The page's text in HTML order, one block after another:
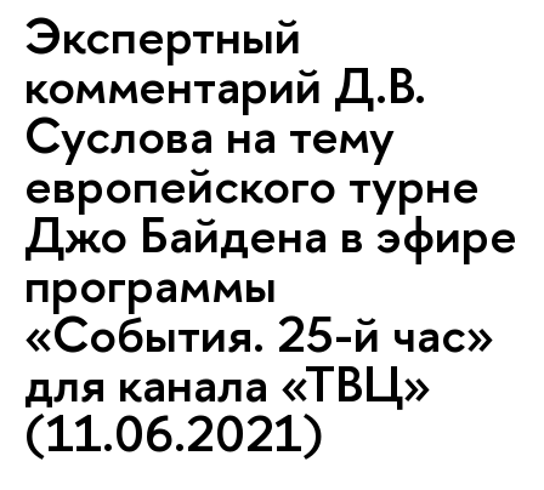
Экспертный
комментарий Д.В.
Суслова на тему
европейского турне
Джо Байдена в эфире
программы
«События. 25-й час»
для канала «ТВЦ»
(11.06.2021)